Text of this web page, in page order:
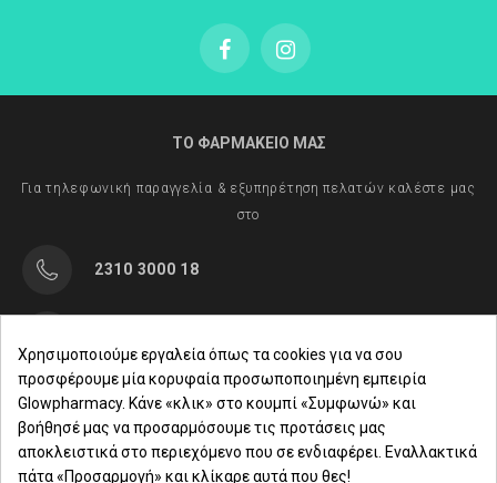
ΤΟ ΦΑΡΜΑΚΕΙΟ ΜΑΣ
Για τηλεφωνική παραγγελία & εξυπηρέτηση πελατών καλέστε μας
στο
2310 3000 18
Δευ. - Παρ.: 8:00 - 21:00
Σάββατο: 09:00-15:00
Χρησιμοποιούμε εργαλεία όπως τα cookies για να σου
προσφέρουμε μία κορυφαία προσωποποιημένη εμπειρία
Glowpharmacy. Κάνε «κλικ» στο κουμπί «Συμφωνώ» και
βοήθησέ μας να προσαρμόσουμε τις προτάσεις μας
αποκλειστικά στο περιεχόμενο που σε ενδιαφέρει. Εναλλακτικά
πάτα «Προσαρμογή» και κλίκαρε αυτά που θες!